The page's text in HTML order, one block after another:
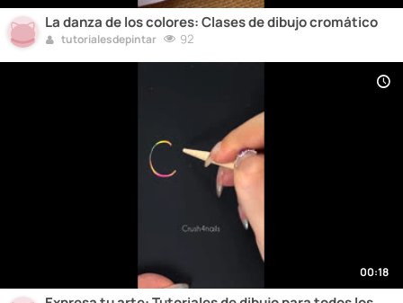
La danza de los colores: Clases de dibujo cromático
tutorialesdepintar 92
00:18